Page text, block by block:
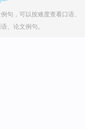
句，可以按难度查看口语、
、论文例句。